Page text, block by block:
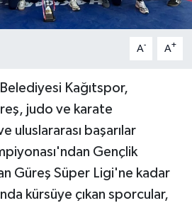
A- A+
Kağıtspor,
judo ve karate
uluslararası başarılar
Gençlik
Güreş Süper Ligi'ne kadar
kürsüye çıkan sporcular,